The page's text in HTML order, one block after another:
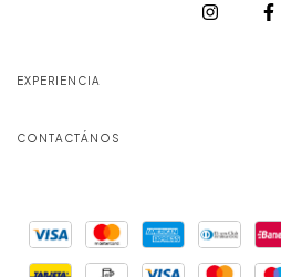
EXPERIENCIA
CONTACTÁNOS